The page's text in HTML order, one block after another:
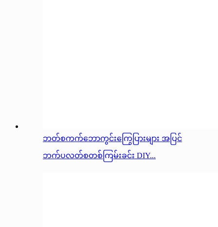
ဘတ်စကက်ဘောကွင်းကြွေပြားများ အပြင်
ဘက်ပလတ်စတစ်ကြမ်းခင်း DIY...